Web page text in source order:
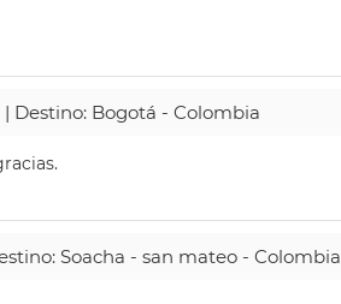
Destino: Bogotá - Colombia
Soacha - san mateo - Colombia